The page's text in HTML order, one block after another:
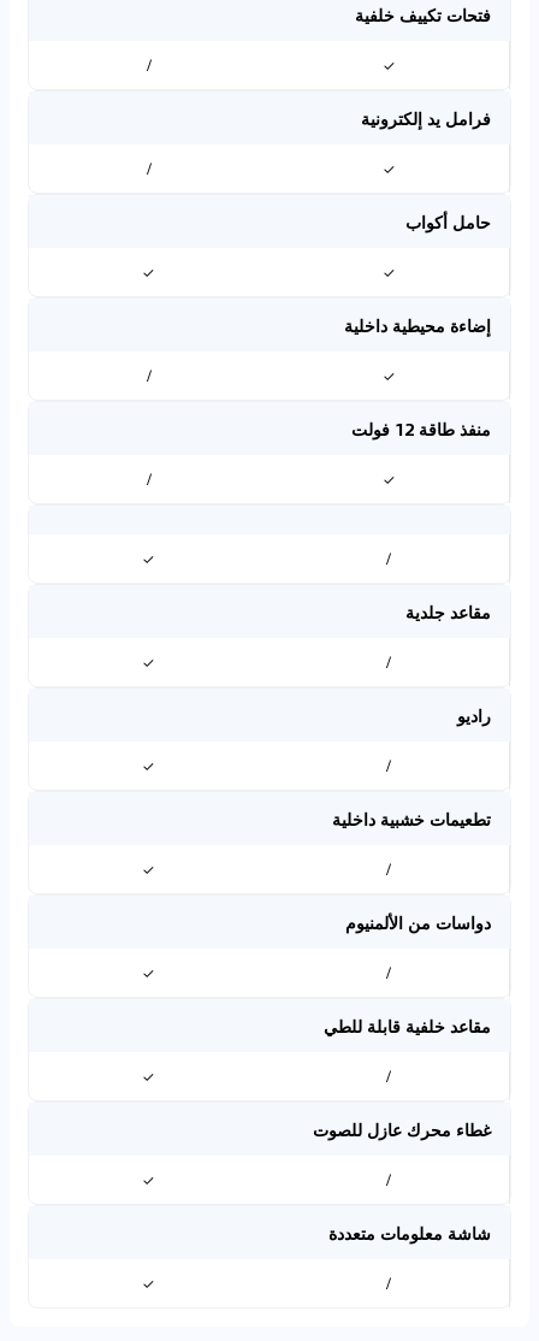
فتحات تكييف خلفية
✓
/
فرامل يد إلكترونية
✓
/
حامل أكواب
✓
✓
إضاءة محيطية داخلية
✓
/
منفذ طاقة 12 فولت
✓
/
/
✓
مقاعد جلدية
/
✓
راديو
/
✓
تطعيمات خشبية داخلية
/
✓
دواسات من الألمنيوم
/
✓
مقاعد خلفية قابلة للطي
/
✓
غطاء محرك عازل للصوت
/
✓
شاشة معلومات متعددة
/
✓